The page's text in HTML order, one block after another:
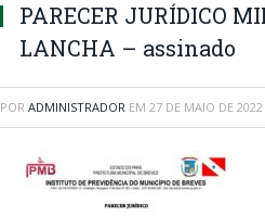
PARECER JURÍDICO
LANCHA – assinado
POR ADMINISTRADOR EM 27 DE MAIO DE 2022